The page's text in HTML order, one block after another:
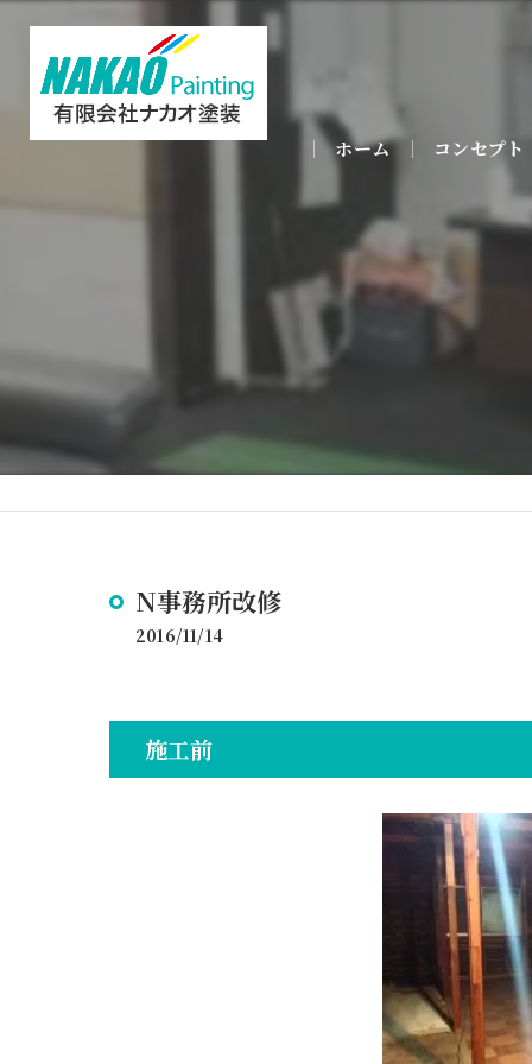
ホーム コンセプト
N事務所改修
2016/11/14
施工前